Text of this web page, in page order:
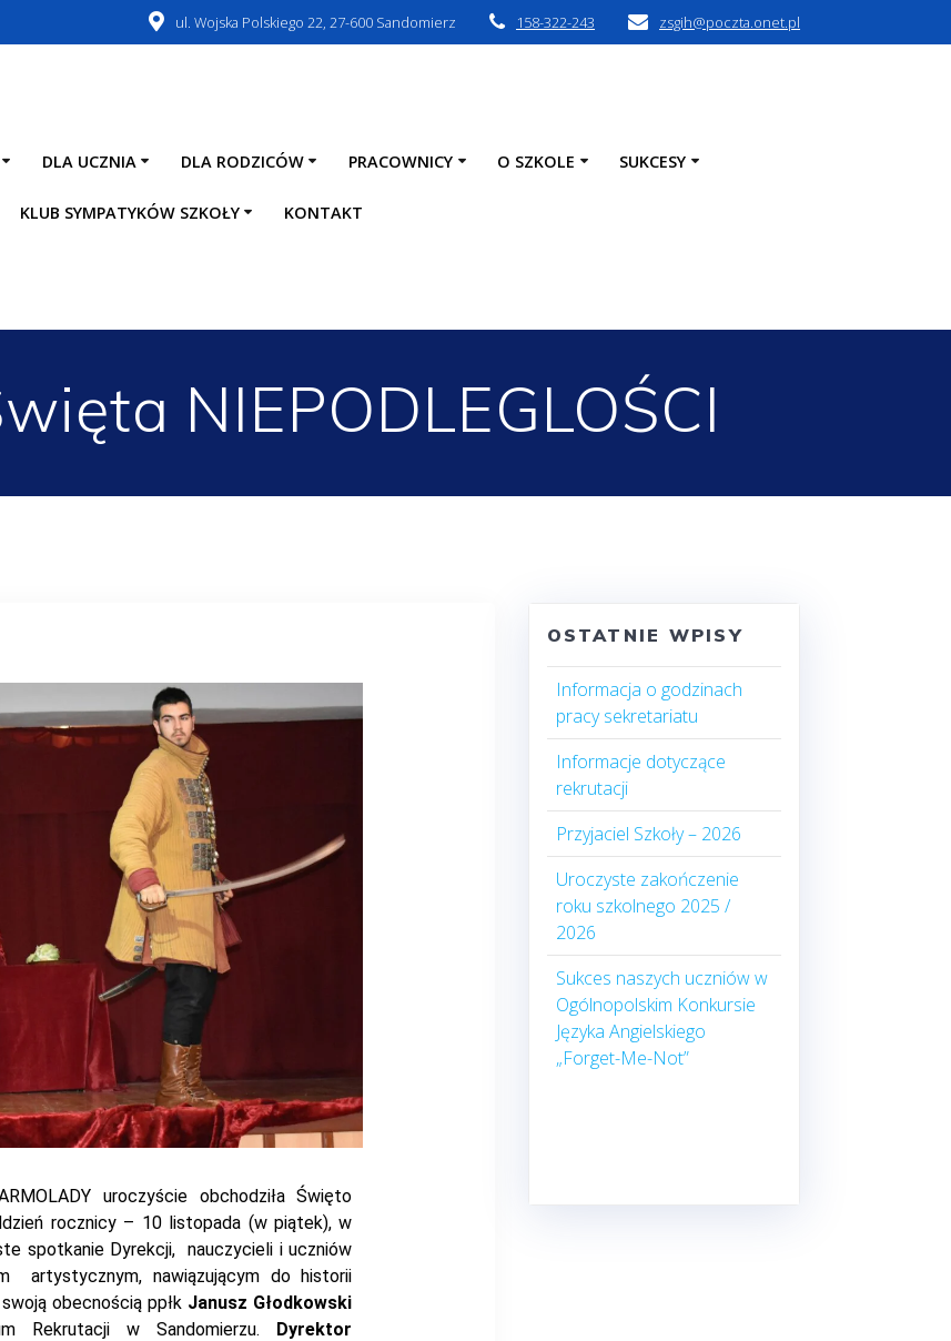
ul. Wojska Polskiego 22, 27-600 Sandomierz 158-322-243 zsgih@poczta.onet.pl
DLA UCZNIA DLA RODZICÓW PRACOWNICY O SZKOLE SUKCESY
KLUB SYMPATYKÓW SZKOŁY KONTAKT
NIEPODLEGLOŚCI
uroczyście obchodziła Święto
rocznicy – 10 listopada (w piątek), w
spotkanie Dyrekcji, nauczycieli i uczniów
artystycznym, nawiązującym do historii
obecnością ppłk Janusz Głodkowski
Rekrutacji w Sandomierzu. Dyrektor
OSTATNIE WPISY
Informacja o godzinach
pracy sekretariatu
Informacje dotyczące
rekrutacji
Przyjaciel Szkoły – 2026
Uroczyste zakończenie
roku szkolnego 2025 /
2026
Sukces naszych uczniów w
Ogólnopolskim Konkursie
Języka Angielskiego
„Forget-Me-Not”